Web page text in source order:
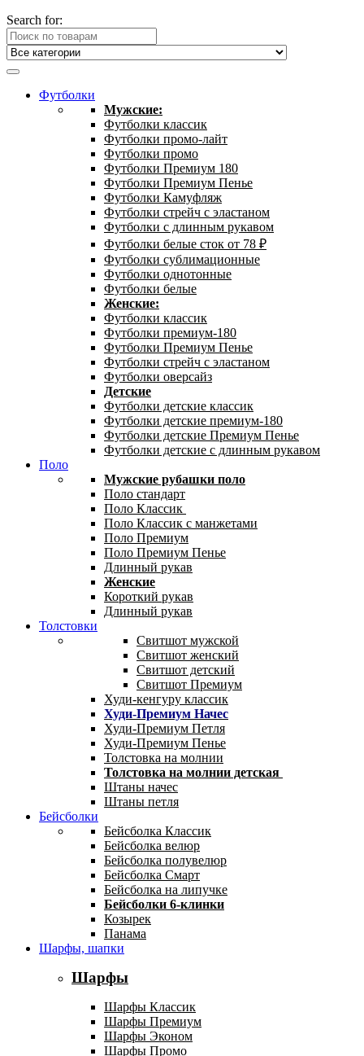
Search for:
Футболки
Мужские:
Футболки классик
Футболки промо-лайт
Футболки промо
Футболки Премиум 180
Футболки Премиум Пенье
Футболки Камуфляж
Футболки стрейч с эластаном
Футболки с длинным рукавом
Футболки белые сток от 78 ₽
Футболки сублимационные
Футболки однотонные
Футболки белые
Женские:
Футболки классик
Футболки премиум-180
Футболки Премиум Пенье
Футболки стрейч с эластаном
Футболки оверсайз
Детские
Футболки детские классик
Футболки детские премиум-180
Футболки детские Премиум Пенье
Футболки детские с длинным рукавом
Поло
Мужские рубашки поло
Поло стандарт
Поло Классик
Поло Классик с манжетами
Поло Премиум
Поло Премиум Пенье
Длинный рукав
Женские
Короткий рукав
Длинный рукав
Толстовки
Свитшот мужской
Свитшот женский
Свитшот детский
Свитшот Премиум
Худи-кенгуру классик
Худи-Премиум Начес
Худи-Премиум Петля
Худи-Премиум Пенье
Толстовка на молнии
Толстовка на молнии детская
Штаны начес
Штаны петля
Бейсболки
Бейсболка Классик
Бейсболка велюр
Бейсболка полувелюр
Бейсболка Смарт
Бейсболка на липучке
Бейсболки 6-клинки
Козырек
Панама
Шарфы, шапки
Шарфы
Шарфы Классик
Шарфы Премиум
Шарфы Эконом
Шарфы Промо